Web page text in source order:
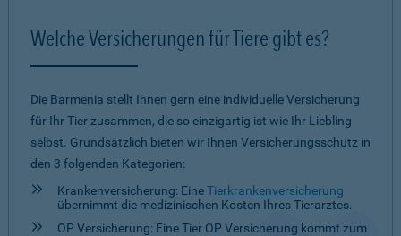
Welche Versicherungen für Tiere gibt es?
Die Barmenia stellt Ihnen gern eine individuelle Versicherung
für Ihr Tier zusammen, die so einzigartig ist wie Ihr Liebling
selbst. Grundsätzlich bieten wir Ihnen Versicherungsschutz in
den 3 folgenden Kategorien:
Krankenversicherung: EineTierkrankenversicherung
übernimmt die medizinischen Kosten Ihres Tierarztes.
OP Versicherung: Eine Tier OP Versicherung kommt zum